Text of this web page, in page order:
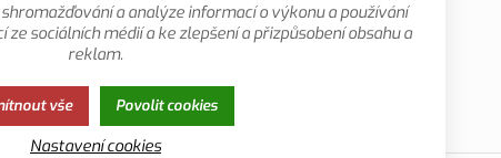
Reklamní videa
a analýze informací o výkonu a používání
sociálních médií a ke zlepšení a přizpůsobení obsahu a
reklam.
vše Povolit cookies
Nastavení cookies